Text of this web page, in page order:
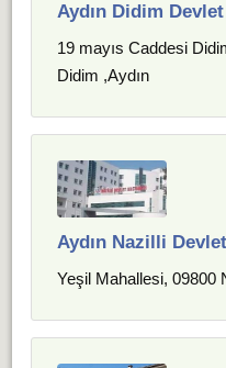
Aydın Didim
19 mayıs Caddesi
Didim ,Aydın
Aydın Nazilli
Yeşil Mahallesi, 09800